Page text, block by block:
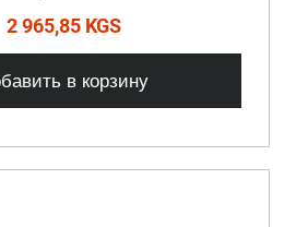
2 965,85 KGS
в корзину